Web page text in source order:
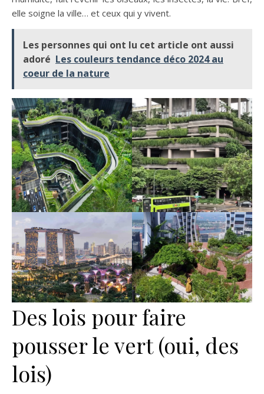
elle soigne la ville… et ceux qui y vivent.
Les personnes qui ont lu cet article ont aussi
adoré Les couleurs tendance déco 2024 au
coeur de la nature
Des lois pour faire
pousser le vert (oui, des
lois)